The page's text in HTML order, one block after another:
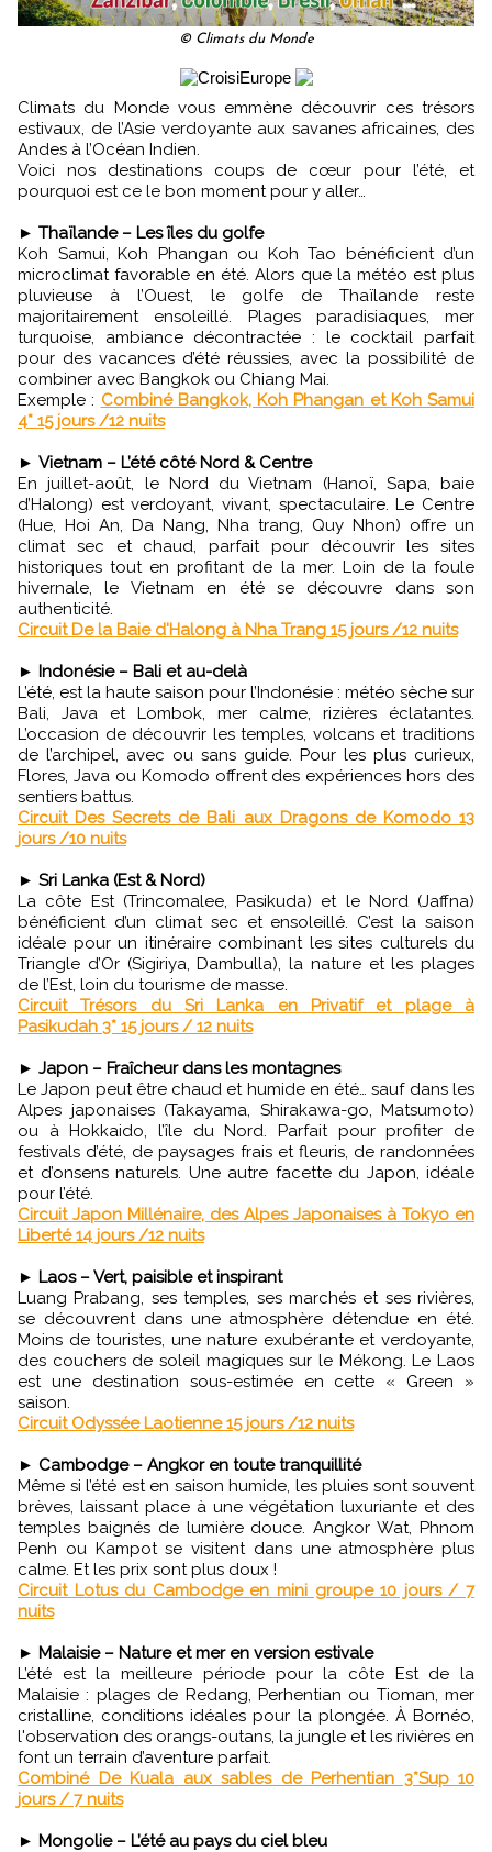
© Climats du Monde
Climats du Monde vous emmène découvrir ces trésors
estivaux, de l’Asie verdoyante aux savanes africaines, des
Andes à l’Océan Indien.
Voici nos destinations coups de cœur pour l’été, et
pourquoi est ce le bon moment pour y aller…
► Thaïlande – Les îles du golfe
Koh Samui, Koh Phangan ou Koh Tao bénéficient d’un
microclimat favorable en été. Alors que la météo est plus
pluvieuse à l’Ouest, le golfe de Thaïlande reste
majoritairement ensoleillé. Plages paradisiaques, mer
turquoise, ambiance décontractée : le cocktail parfait
pour des vacances d’été réussies, avec la possibilité de
combiner avec Bangkok ou Chiang Mai.
Exemple : Combiné Bangkok, Koh Phangan et Koh Samui
4* 15 jours /12 nuits
► Vietnam – L’été côté Nord & Centre
En juillet-août, le Nord du Vietnam (Hanoï, Sapa, baie
d’Halong) est verdoyant, vivant, spectaculaire. Le Centre
(Hue, Hoi An, Da Nang, Nha trang, Quy Nhon) offre un
climat sec et chaud, parfait pour découvrir les sites
historiques tout en profitant de la mer. Loin de la foule
hivernale, le Vietnam en été se découvre dans son
authenticité.
Circuit De la Baie d'Halong à Nha Trang 15 jours /12 nuits
► Indonésie – Bali et au-delà
L’été, est la haute saison pour l’Indonésie : météo sèche sur
Bali, Java et Lombok, mer calme, rizières éclatantes.
L’occasion de découvrir les temples, volcans et traditions
de l’archipel, avec ou sans guide. Pour les plus curieux,
Flores, Java ou Komodo offrent des expériences hors des
sentiers battus.
Circuit Des Secrets de Bali aux Dragons de Komodo 13
jours /10 nuits
► Sri Lanka (Est & Nord)
La côte Est (Trincomalee, Pasikuda) et le Nord (Jaffna)
bénéficient d’un climat sec et ensoleillé. C’est la saison
idéale pour un itinéraire combinant les sites culturels du
Triangle d’Or (Sigiriya, Dambulla), la nature et les plages
de l’Est, loin du tourisme de masse.
Circuit Trésors du Sri Lanka en Privatif et plage à
Pasikudah 3* 15 jours / 12 nuits
► Japon – Fraîcheur dans les montagnes
Le Japon peut être chaud et humide en été… sauf dans les
Alpes japonaises (Takayama, Shirakawa-go, Matsumoto)
ou à Hokkaido, l’île du Nord. Parfait pour profiter de
festivals d’été, de paysages frais et fleuris, de randonnées
et d’onsens naturels. Une autre facette du Japon, idéale
pour l’été.
Circuit Japon Millénaire, des Alpes Japonaises à Tokyo en
Liberté 14 jours /12 nuits
► Laos – Vert, paisible et inspirant
Luang Prabang, ses temples, ses marchés et ses rivières,
se découvrent dans une atmosphère détendue en été.
Moins de touristes, une nature exubérante et verdoyante,
des couchers de soleil magiques sur le Mékong. Le Laos
est une destination sous-estimée en cette « Green »
saison.
Circuit Odyssée Laotienne 15 jours /12 nuits
► Cambodge – Angkor en toute tranquillité
Même si l’été est en saison humide, les pluies sont souvent
brèves, laissant place à une végétation luxuriante et des
temples baignés de lumière douce. Angkor Wat, Phnom
Penh ou Kampot se visitent dans une atmosphère plus
calme. Et les prix sont plus doux !
Circuit Lotus du Cambodge en mini groupe 10 jours / 7
nuits
► Malaisie – Nature et mer en version estivale
L’été est la meilleure période pour la côte Est de la
Malaisie : plages de Redang, Perhentian ou Tioman, mer
cristalline, conditions idéales pour la plongée. À Bornéo,
l'observation des orangs-outans, la jungle et les rivières en
font un terrain d’aventure parfait.
Combiné De Kuala aux sables de Perhentian 3*Sup 10
jours / 7 nuits
► Mongolie – L’été au pays du ciel bleu